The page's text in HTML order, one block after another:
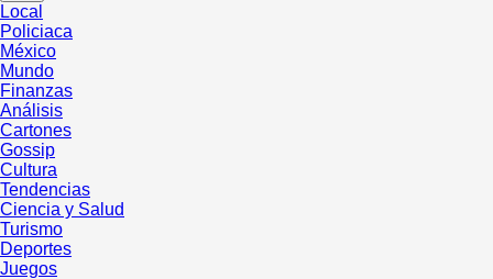
Local
Policiaca
México
Mundo
Finanzas
Análisis
Cartones
Gossip
Cultura
Tendencias
Ciencia y Salud
Turismo
Deportes
Juegos